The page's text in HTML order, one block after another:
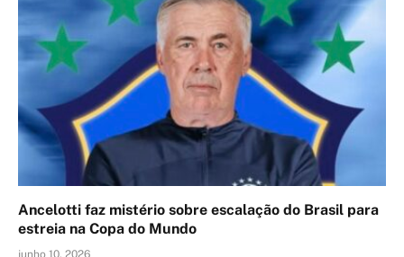
Ancelotti faz mistério sobre escalação do Brasil para
estreia na Copa do Mundo